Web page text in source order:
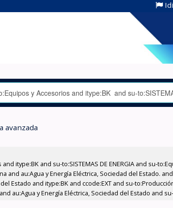
avanzada
itype:BK and su-to:SISTEMAS DE ENERGIA and su-
au:Agua y Energía Eléctrica, Sociedad del Estado.
Estado and itype:BK and ccode:EXT and su-
au:Agua y Energía Eléctrica, Sociedad del Estado and